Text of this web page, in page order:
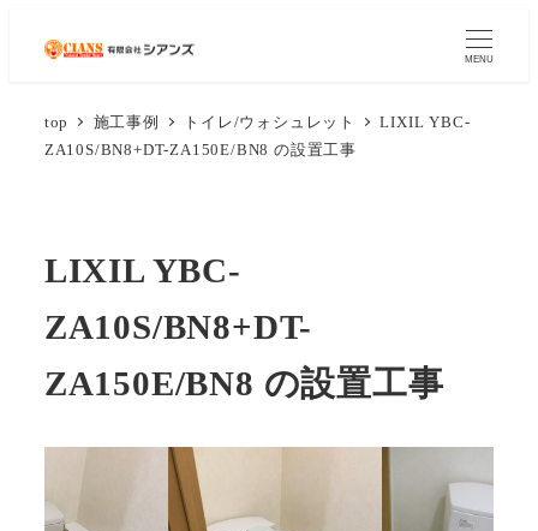
MENU
top 施工事例 トイレ/ウォシュレット
LIXIL YBC-
ZA10S/BN8+DT-ZA150E/BN8 の設置工事
LIXIL YBC-
ZA10S/BN8+DT-
ZA150E/BN8 の設置工事